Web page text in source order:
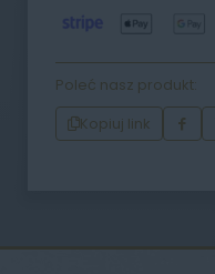
Poleć nasz produkt:
Kopiuj link